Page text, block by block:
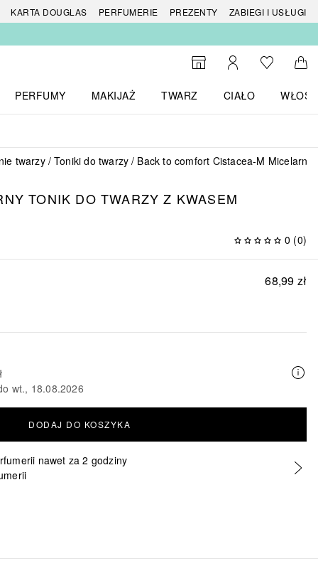
KARTA DOUGLAS PERFUMERIE PREZENTY
ZABIEGI I USŁUGI
Do wyszukiwarki
Moje kontoDo listyDo
PERFUMY
MAKIJAŻ
TWARZ
CIAŁO
WŁOSY
twarzy Toniki do twarzy Back to comfort Cistacea-M Micelarny
TONIK DO TWARZY Z KWASEM
0 (0)
68,99 zł
wt., 18.08.2026
DODAJ DO KOSZYKA
nawet za 2 godziny